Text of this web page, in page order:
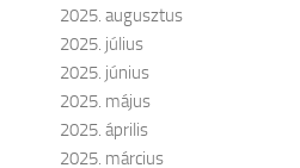
2025. augusztus
2025. július
2025. június
2025. május
2025. április
2025. március